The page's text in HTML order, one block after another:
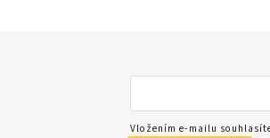
Vložením e-mailu